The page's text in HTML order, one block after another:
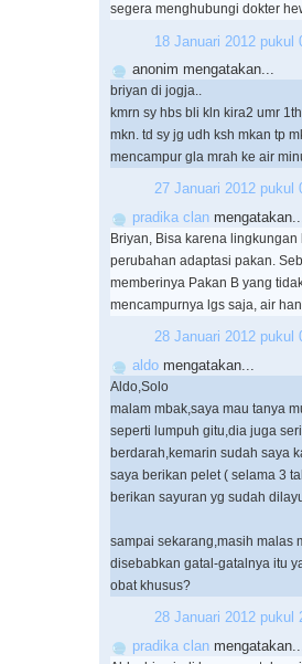
segera menghubungi dokter
18 Januari 2012 pukul
anonim mengatakan...
briyan di jogja..
kmrn sy hbs bli kln kira2 umr
mkn. td sy jg udh ksh mkan tp
mencampur gla mrah ke air
27 Januari 2012 pukul
pradika clan mengatakan...
Briyan, Bisa karena
perubahan adaptasi pakan.
memberinya Pakan B yang
mencampurnya lgs saja, air
28 Januari 2012 pukul
aldo mengatakan...
Aldo,Solo
malam mbak,saya mau tanya
seperti lumpuh gitu,dia juga
berdarah,kemarin sudah saya
saya berikan pelet ( selama 3
berikan sayuran yg sudah
sampai sekarang,masih malas
disebabkan gatal-gatalnya itu
obat khusus?
28 Januari 2012 pukul
pradika clan mengatakan...